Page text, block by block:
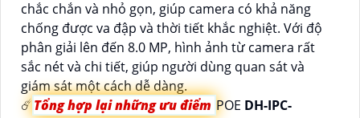
chắc chắn và nhỏ gọn, giúp camera có khả năng
chống được va đập và thời tiết khắc nghiệt. Với độ
phân giải lên đến 8.0 MP, hình ảnh từ camera rất
sắc nét và chi tiết, giúp người dùng quan sát và
giám sát một cách dễ dàng.
☄️Tổng hợp lại những ưu điểm POE DH-IPC-